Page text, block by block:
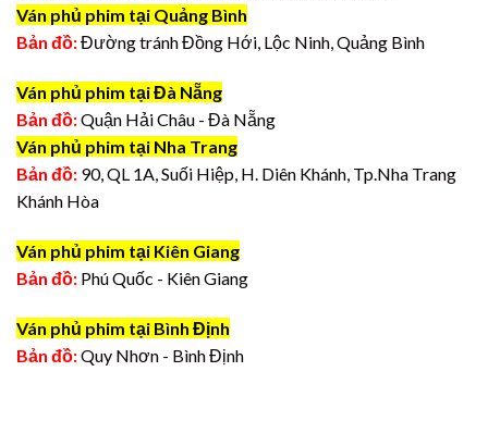
Ván phủ phim tại Quảng Bình
Bản đồ:Đường tránh Đồng Hới, Lộc Ninh, Quảng Bình
Ván phủ phim tại Đà Nẵng
Bản đồ:Quận Hải Châu - Đà Nẵng
Ván phủ phim tại Nha Trang
Bản đồ: 90, QL 1A, Suối Hiệp, H. Diên Khánh, Tp.Nha Trang
Khánh Hòa
Ván phủ phim tại Kiên Giang
Bản đồ: Phú Quốc - Kiên Giang
Ván phủ phim tại Bình Định
Bản đồ:Quy Nhơn - Bình Định